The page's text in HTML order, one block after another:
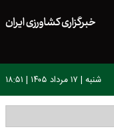
خبرگزاری کشاورزی ایران
شنبه | ۱۷ مرداد ۱۴۰۵ | ۱۸:۵۱